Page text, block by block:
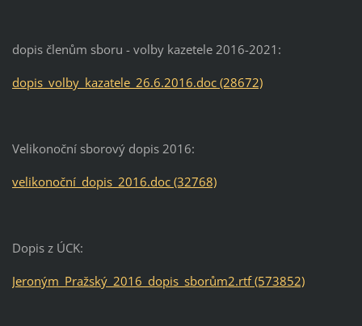
dopis členům sboru - volby kazetele 2016-2021:
dopis_volby_kazatele_26.6.2016.doc (28672)
Velikonoční sborový dopis 2016:
velikonoční_dopis_2016.doc (32768)
Dopis z ÚCK:
Jeroným_Pražský_2016_dopis_sborům2.rtf (573852)